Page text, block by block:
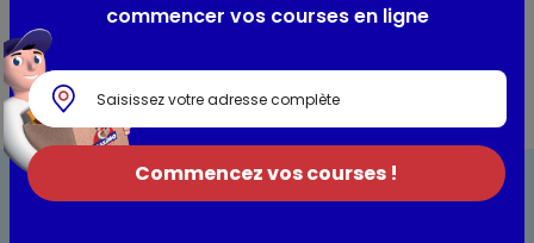
commencer vos courses en ligne
Commencez vos courses !